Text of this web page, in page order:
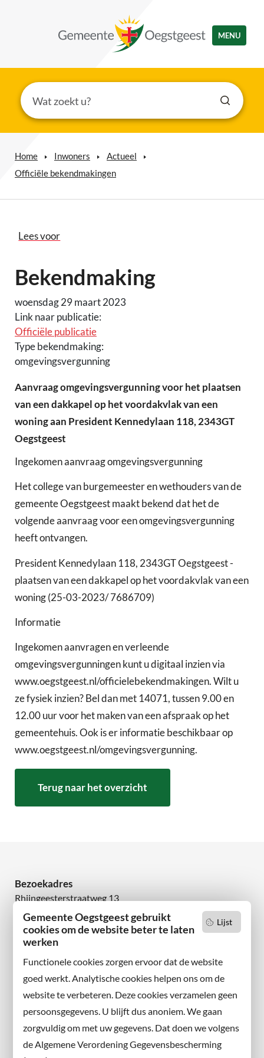
Lijst
Gemeente Oegstgeest gebruikt
cookies om de website beter te laten
werken
Functionele cookies zorgen ervoor dat de website
goed werkt. Analytische cookies helpen ons om de
website te verbeteren. Deze cookies verzamelen geen
persoonsgegevens. U blijft dus anoniem. We gaan
zorgvuldig om met uw gegevens. Dat doen we volgens
de Algemene Verordening Gegevensbescherming
MENU
Home Inwoners
Actueel
Officiële bekendmakingen
Lees voor
Bekendmaking
woensdag 29 maart 2023
Link naar publicatie:
Officiële publicatie
Type bekendmaking:
omgevingsvergunning
Aanvraag omgevingsvergunning voor het plaatsen
van een dakkapel op het voordakvlak van een
woning aan President Kennedylaan 118, 2343GT
Oegstgeest
Ingekomen aanvraag omgevingsvergunning
Het college van burgemeester en wethouders van de
gemeente Oegstgeest maakt bekend dat het de
volgende aanvraag voor een omgevingsvergunning
heeft ontvangen.
President Kennedylaan 118, 2343GT Oegstgeest -
plaatsen van een dakkapel op het voordakvlak van een
woning (25-03-2023/ 7686709)
Informatie
Ingekomen aanvragen en verleende
omgevingsvergunningen kunt u digitaal inzien via
www.oegstgeest.nl/officielebekendmakingen. Wilt u
ze fysiek inzien? Bel dan met 14071, tussen 9.00 en
12.00 uur voor het maken van een afspraak op het
gemeentehuis. Ook is er informatie beschikbaar op
www.oegstgeest.nl/omgevingsvergunning.
Terug naar het overzicht
Bezoekadres
Rhijngeesterstraatweg 13
2342 AN Oegstgeest
Wilt u niets missen?
en volg ons ook op sociale media.
Facebook
X
Instagram